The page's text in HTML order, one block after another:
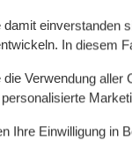
180 cm
130 cm
damit einverstanden
In diesem
die Verwendung
Ihre Einwilligung in